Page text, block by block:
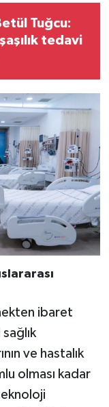
Tuğcu:
tedavi
ibaret
ve hastalık
olması kadar